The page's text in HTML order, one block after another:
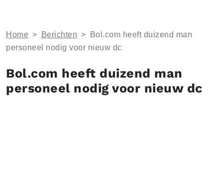
Home > Berichten >
Bol.com heeft duizend man
personeel nodig voor nieuw dc
Bol.com heeft duizend man
personeel nodig voor nieuw dc